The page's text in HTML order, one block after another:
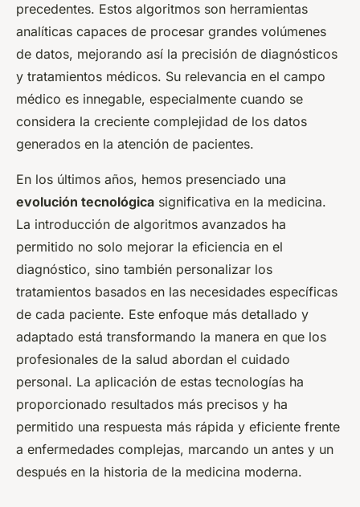
precedentes. Estos algoritmos son herramientas
analíticas capaces de procesar grandes volúmenes
de datos, mejorando así la precisión de diagnósticos
y tratamientos médicos. Su relevancia en el campo
médico es innegable, especialmente cuando se
considera la creciente complejidad de los datos
generados en la atención de pacientes.
En los últimos años, hemos presenciado una
evolución tecnológica significativa en la medicina.
La introducción de algoritmos avanzados ha
permitido no solo mejorar la eficiencia en el
diagnóstico, sino también personalizar los
tratamientos basados en las necesidades específicas
de cada paciente. Este enfoque más detallado y
adaptado está transformando la manera en que los
profesionales de la salud abordan el cuidado
personal. La aplicación de estas tecnologías ha
proporcionado resultados más precisos y ha
permitido una respuesta más rápida y eficiente frente
a enfermedades complejas, marcando un antes y un
después en la historia de la medicina moderna.